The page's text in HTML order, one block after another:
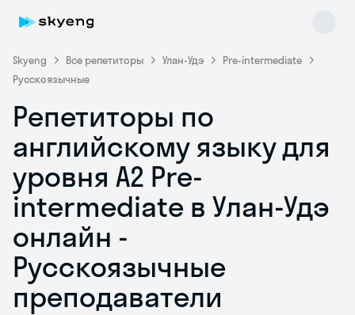
Skyeng Все репетиторы Улан-Удэ
Pre-intermediate
Русскоязычные
Репетиторы по
английскому языку для
уровня A2 Pre-
intermediate в Улан-Удэ
онлайн -
Русскоязычные
преподаватели
Skyeng Chat